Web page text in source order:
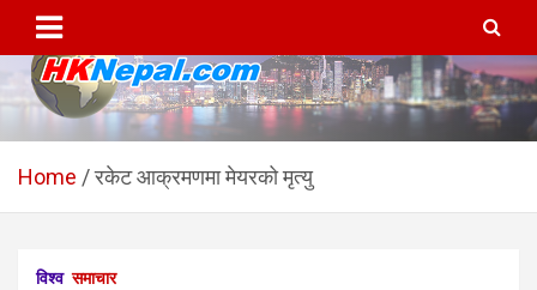
content
HKNepal.com – हङकङबाट
सञ्चालित पहिलो नेपाली अनलाईन
hknepal, hknepal.com, hk nepal, hk nepal com
Home रकेट आक्रमणमा मेयरको मृत्यु
विश्व समाचार